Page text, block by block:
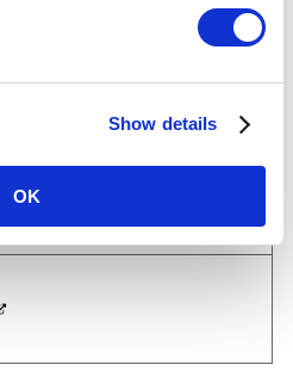
Show details
OK
como 83/130 estaciones）※
con la línea de otro operador.
Oficina de la estación）